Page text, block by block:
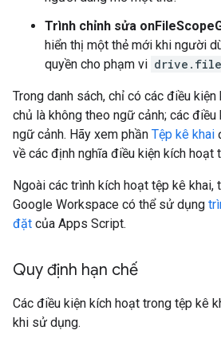
Trình chỉnh sửa
hiển thị một thẻ mới khi người
quyền cho phạm vi drive.file
Trong danh sách, chỉ có các điều
chủ là không theo ngữ cảnh; các
ngữ cảnh. Hãy xem phần Tệp kê khai
về các định nghĩa điều kiện kích hoạt
Ngoài các trình kích hoạt tệp kê khai,
Google Workspace có thể sử dụng
đặt của Apps Script.
Quy định hạn chế
Các điều kiện kích hoạt trong tệp kê
khi sử dụng.